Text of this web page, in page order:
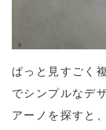
ぱっと見すごく
でシンプルなデ
アーノを探すと